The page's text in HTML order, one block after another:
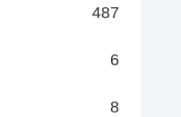
487
6
8